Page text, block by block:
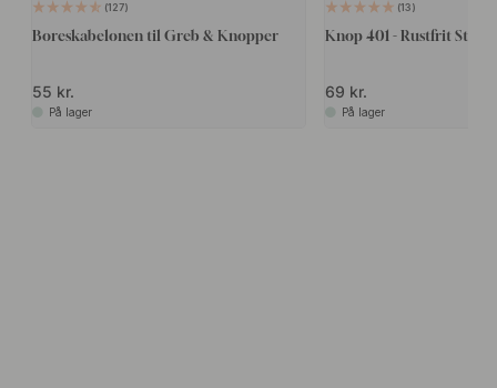
127
Boreskabelonen til Greb & Knopper
55 kr.
På lager
13
Knop 401 - Rustfrit Stål
69 kr.
På lager